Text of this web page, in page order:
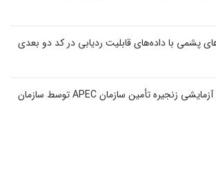
پشمی با داده‌های قابلیت ردیابی در کد دو بعدی
تسهیل اجرای طرح آزمایشی زنجیره تأمین سازمان APEC توسط سازمان